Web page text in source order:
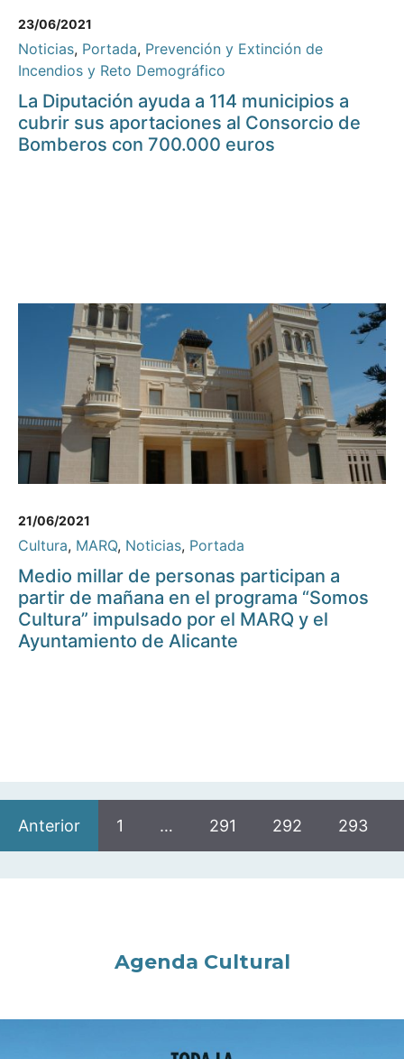
23/06/2021
Noticias, Portada, Prevención y Extinción de
Incendios y Reto Demográfico
La Diputación ayuda a 114 municipios a
cubrir sus aportaciones al Consorcio de
Bomberos con 700.000 euros
21/06/2021
Cultura, MARQ, Noticias, Portada
Medio millar de personas participan a
partir de mañana en el programa “Somos
Cultura” impulsado por el MARQ y el
Ayuntamiento de Alicante
Anterior 1 … 291 292 293
Agenda Cultural